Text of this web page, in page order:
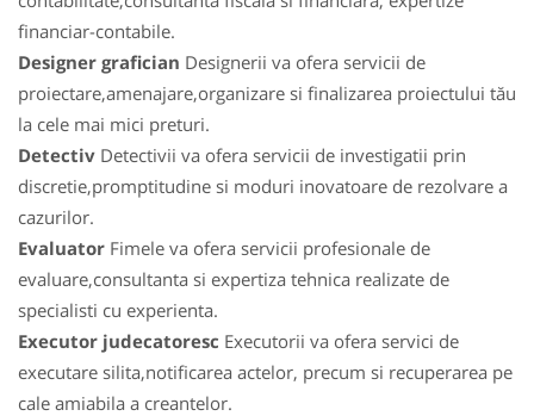
financiar-contabile.
Designer grafician Designerii va ofera servicii de
proiectare,amenajare,organizare si finalizarea proiectului tău
la cele mai mici preturi.
Detectiv Detectivii va ofera servicii de investigatii prin
discretie,promptitudine si moduri inovatoare de rezolvare a
cazurilor.
Evaluator Fimele va ofera servicii profesionale de
evaluare,consultanta si expertiza tehnica realizate de
specialisti cu experienta.
Executor judecatoresc Executorii va ofera servici de
executare silita,notificarea actelor, precum si recuperarea pe
cale amiabila a creantelor.